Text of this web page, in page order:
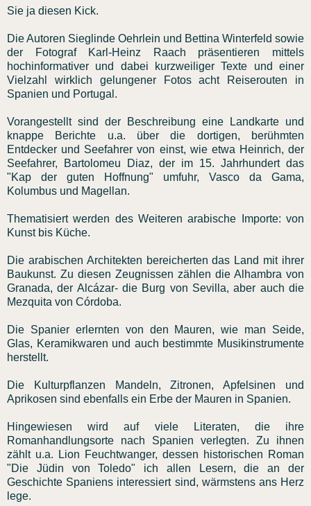
Sie ja diesen Kick.
Die Autoren Sieglinde Oehrlein und Bettina Winterfeld sowie
der Fotograf Karl-Heinz Raach präsentieren mittels
hochinformativer und dabei kurzweiliger Texte und einer
Vielzahl wirklich gelungener Fotos acht Reiserouten in
Spanien und Portugal.
Vorangestellt sind der Beschreibung eine Landkarte und
knappe Berichte u.a. über die dortigen, berühmten
Entdecker und Seefahrer von einst, wie etwa Heinrich, der
Seefahrer, Bartolomeu Diaz, der im 15. Jahrhundert das
"Kap der guten Hoffnung" umfuhr, Vasco da Gama,
Kolumbus und Magellan.
Thematisiert werden des Weiteren arabische Importe: von
Kunst bis Küche.
Die arabischen Architekten bereicherten das Land mit ihrer
Baukunst. Zu diesen Zeugnissen zählen die Alhambra von
Granada, der Alcázar- die Burg von Sevilla, aber auch die
Mezquita von Córdoba.
Die Spanier erlernten von den Mauren, wie man Seide,
Glas, Keramikwaren und auch bestimmte Musikinstrumente
herstellt.
Die Kulturpflanzen Mandeln, Zitronen, Apfelsinen und
Aprikosen sind ebenfalls ein Erbe der Mauren in Spanien.
Hingewiesen wird auf viele Literaten, die ihre
Romanhandlungsorte nach Spanien verlegten. Zu ihnen
zählt u.a. Lion Feuchtwanger, dessen historischen Roman
"Die Jüdin von Toledo" ich allen Lesern, die an der
Geschichte Spaniens interessiert sind, wärmstens ans Herz
lege.